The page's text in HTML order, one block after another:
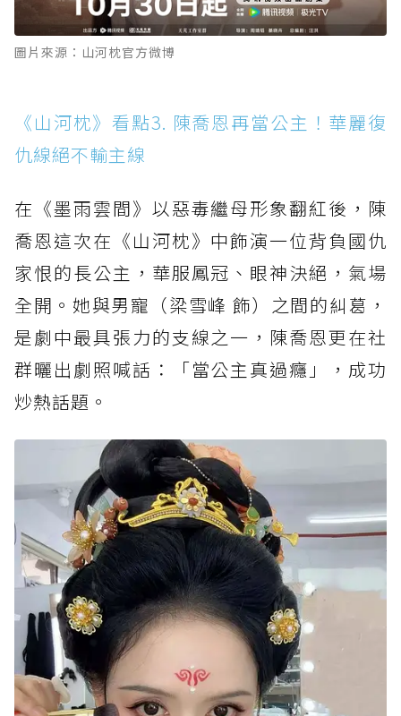
圖片來源：山河枕官方微博
《山河枕》看點3. 陳喬恩再當公主！華麗復
仇線絕不輸主線
在《墨雨雲間》以惡毒繼母形象翻紅後，陳
喬恩這次在《山河枕》中飾演一位背負國仇
家恨的長公主，華服鳳冠、眼神決絕，氣場
全開。她與男寵（梁雪峰 飾）之間的糾葛，
是劇中最具張力的支線之一，陳喬恩更在社
群曬出劇照喊話：「當公主真過癮」，成功
炒熱話題。